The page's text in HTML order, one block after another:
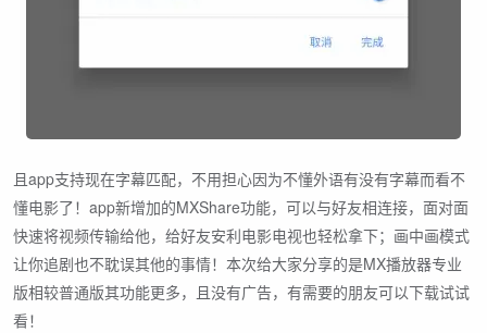
且app支持现在字幕匹配，不用担心因为不懂外语有没有字幕而看不
懂电影了！app新增加的MXShare功能，可以与好友相连接，面对面
快速将视频传输给他，给好友安利电影电视也轻松拿下；画中画模式
让你追剧也不耽误其他的事情！本次给大家分享的是MX播放器专业
版相较普通版其功能更多，且没有广告，有需要的朋友可以下载试试
看！